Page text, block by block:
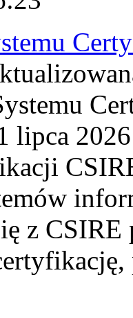
lipca
z